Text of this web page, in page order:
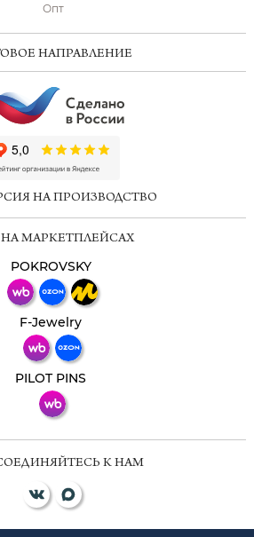
Опт
НАПРАВЛЕНИЕ
НА ПРОИЗВОДСТВО
МАРКЕТПЛЕЙСАХ
POKROVSKY
F-Jewelry
PILOT PINS
К НАМ